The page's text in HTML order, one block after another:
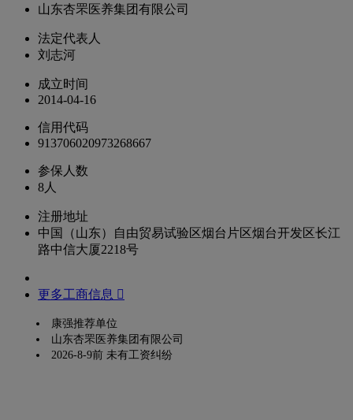
山东杏罘医养集团有限公司
法定代表人
刘志河
成立时间
2014-04-16
信用代码
913706020973268667
参保人数
8人
注册地址
中国（山东）自由贸易试验区烟台片区烟台开发区长江
路中信大厦2218号
更多工商信息 
康强推荐单位
山东杏罘医养集团有限公司
2026-8-9前 未有工资纠纷